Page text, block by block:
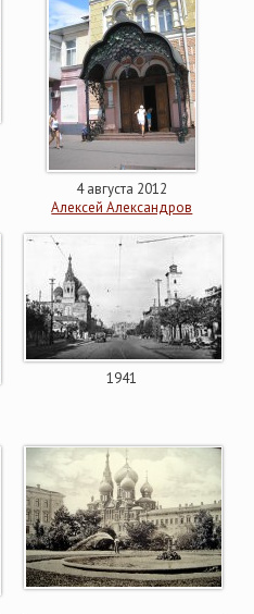
4 августа 2012
Алексей Александров
1941